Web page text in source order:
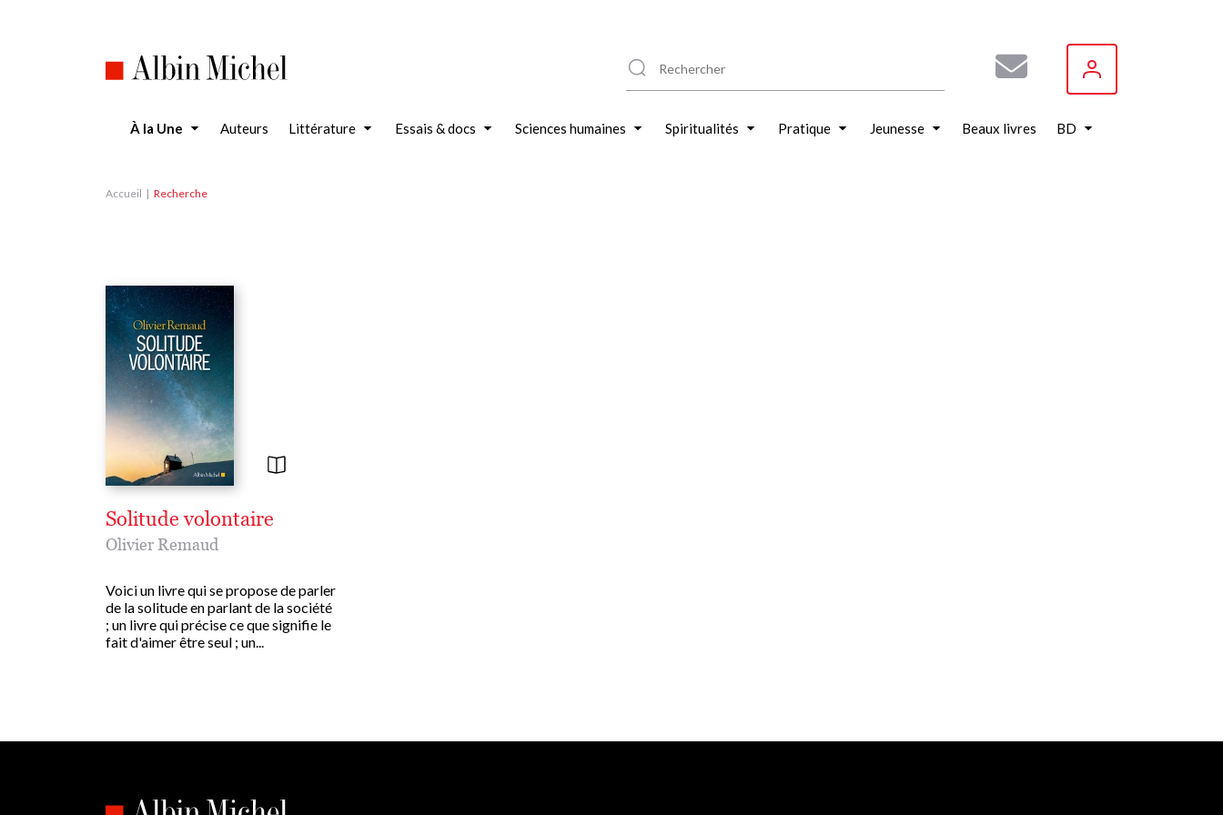
À la Une Auteurs Littérature Essais & docs Sciences humaines Spiritualités Pratique Jeunesse Beaux livres BD
Accueil Recherche
Solitude volontaire
Olivier Remaud
Voici un livre qui se propose de parler
de la solitude en parlant de la société
; un livre qui précise ce que signifie le
fait d'aimer être seul ; un...